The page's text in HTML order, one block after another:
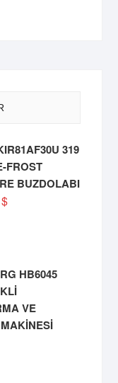
319
FROST
BUZDOLABI
$
HB6045
VE